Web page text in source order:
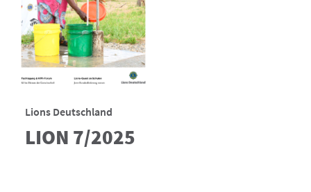
Lions Deutschland
LION 7/2025